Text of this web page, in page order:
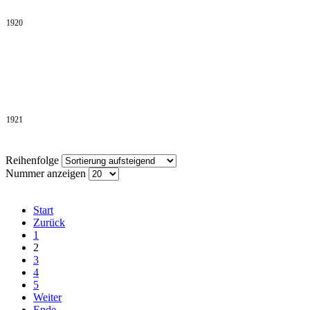
1920
1921
Reihenfolge
Nummer anzeigen
Start
Zurück
1
2
3
4
5
Weiter